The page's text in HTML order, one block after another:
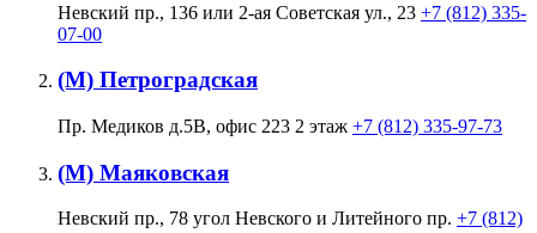
Невский пр., 136 или 2-ая Советская ул., 23 +7 (812) 335-
07-00
(М) Петроградская
Пр. Медиков д.5В, офис 223 2 этаж +7 (812) 335-97-73
(М) Маяковская
Невский пр., 78 угол Невского и Литейного пр. +7 (812)